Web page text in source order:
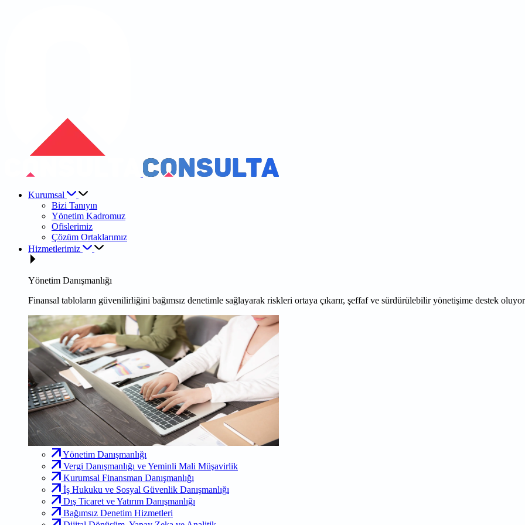
Kurumsal
Bizi Tanıyın
Yönetim Kadromuz
Ofislerimiz
Çözüm Ortaklarımız
Hizmetlerimiz
Yönetim Danışmanlığı
Finansal tabloların güvenilirliğini bağımsız denetimle sağlayarak riskleri ortaya çıkarır, şeffaf ve sürdürülebilir yönetişime destek
Yönetim Danışmanlığı
Vergi Danışmanlığı ve Yeminli Mali Müşavirlik
Kurumsal Finansman Danışmanlığı
İş Hukuku ve Sosyal Güvenlik Danışmanlığı
Dış Ticaret ve Yatırım Danışmanlığı
Bağımsız Denetim Hizmetleri